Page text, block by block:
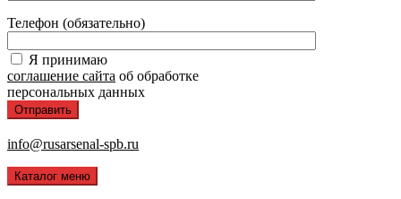
Телефон (обязательно)
Я принимаю
соглашение сайта об обработке
персональных данных
info@rusarsenal-spb.ru
Каталог меню